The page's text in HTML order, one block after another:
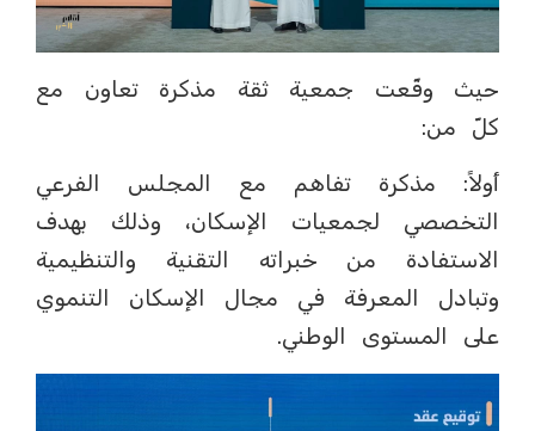
حيث وقّعت جمعية ثقة مذكرة تعاون مع
كلّ من:
أولاً: مذكرة تفاهم مع المجلس الفرعي
التخصصي لجمعيات الإسكان، وذلك بهدف
الاستفادة من خبراته التقنية والتنظيمية
وتبادل المعرفة في مجال الإسكان التنموي
على المستوى الوطني.